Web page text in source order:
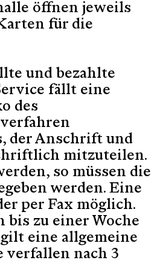
öffnen jeweils
für die
und bezahlte
fällt eine
des
der Anschrift und
mitzuteilen.
so müssen die
werden. Eine
per Fax möglich.
bis zu einer Woche
eine allgemeine
verfallen nach 3